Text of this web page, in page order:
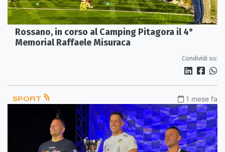
Rossano, in corso al Camping Pitagora il 4°
Memorial Raffaele Misuraca
Condividi su:
SPORT 1 mese fa